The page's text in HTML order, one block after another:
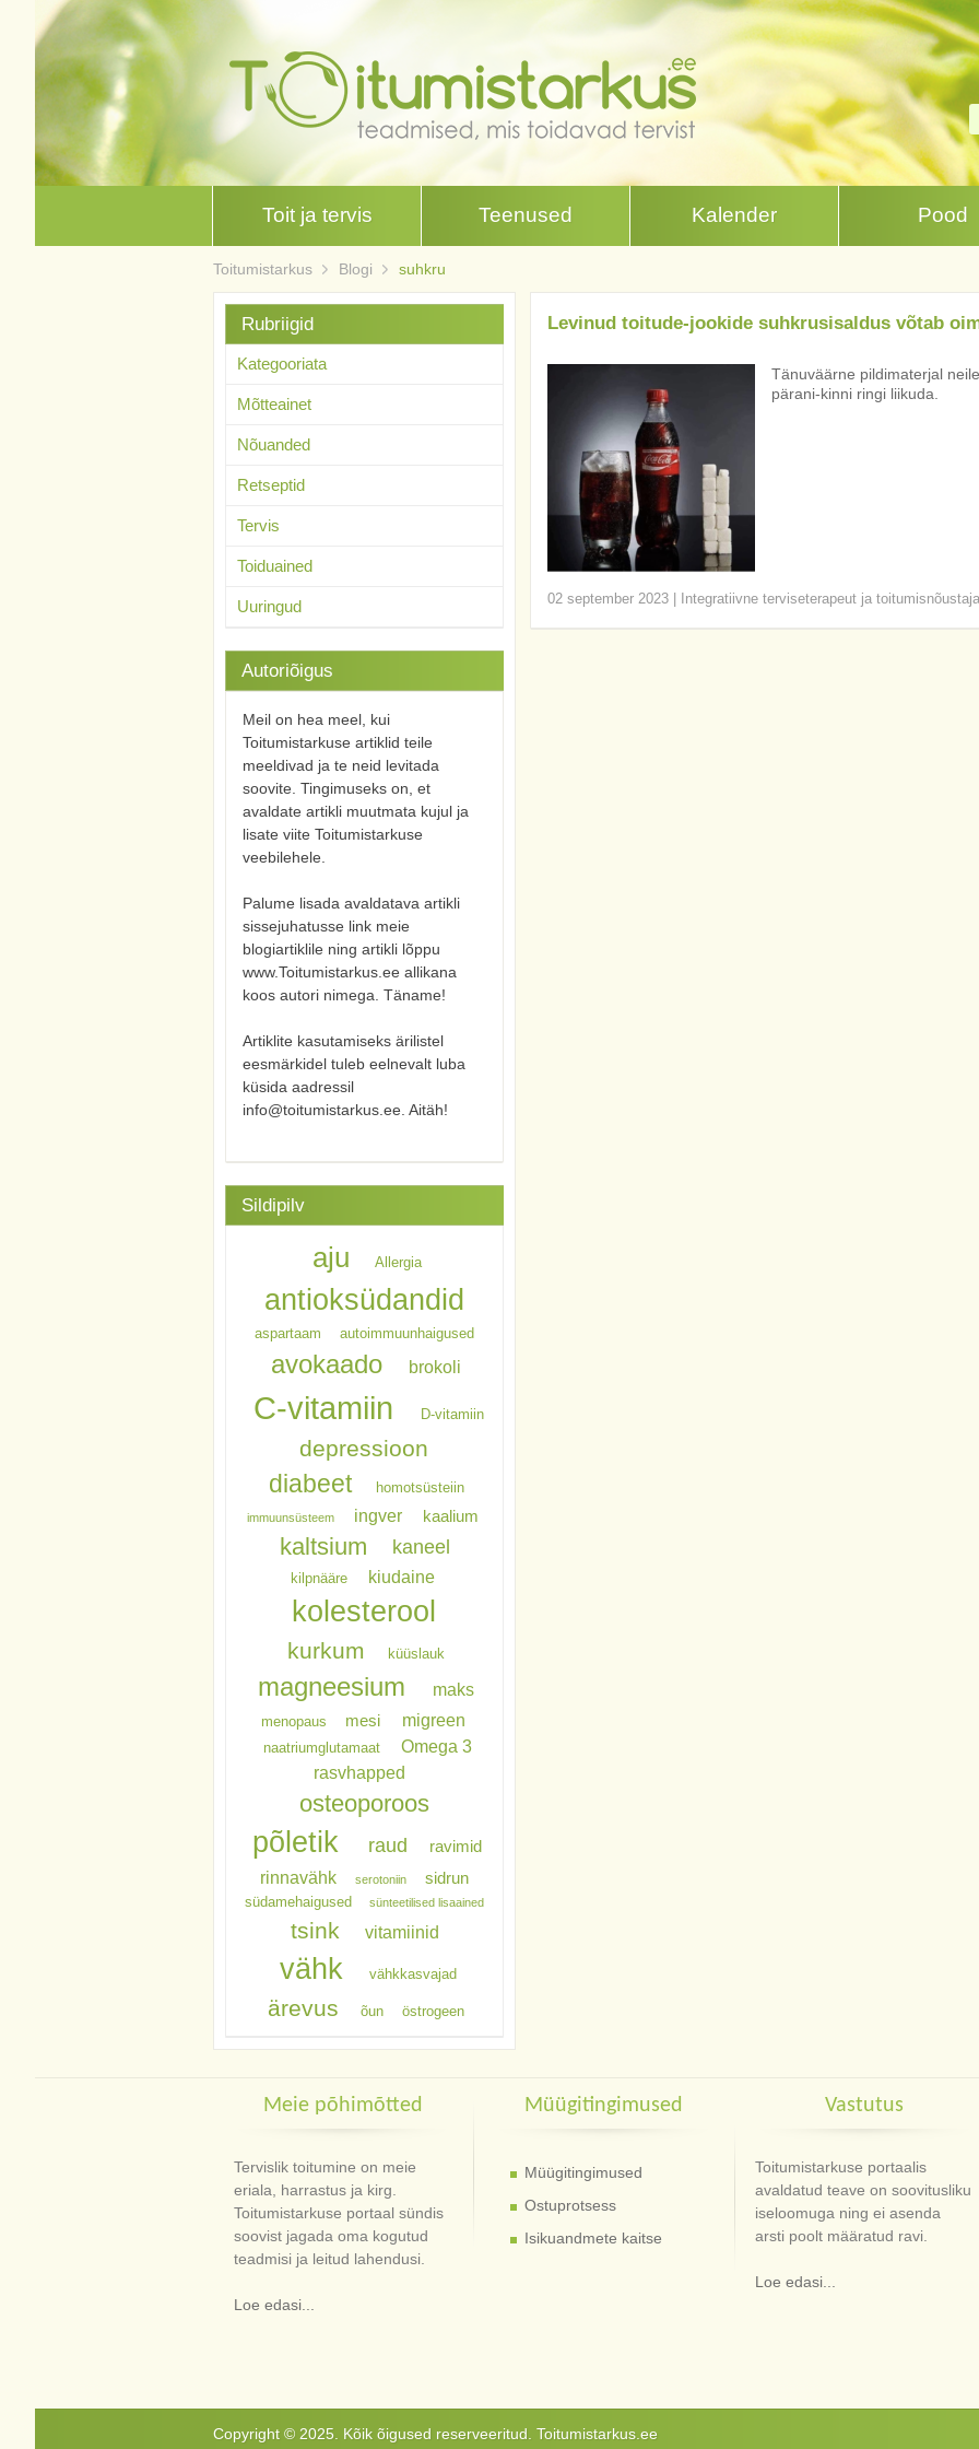
Toit ja tervis Teenused Kalender Pood
Toitumistarkus Blogi suhkru
Levinud toitude-jookide suhkrusisaldus võtab
Tänuväärne pildimaterjal
pärani-kinni ringi liikuda.
02 september 2023| Integratiivne terviseterapeut ja
Rubriigid
Kategooriata
Mõtteainet
Nõuanded
Retseptid
Tervis
Toiduained
Uuringud
Autoriõigus
Meil on hea meel, kui
Toitumistarkuse artiklid teile
meeldivad ja te neid levitada
soovite. Tingimuseks on, et
avaldate artikli muutmata kujul ja
lisate viite Toitumistarkuse
veebilehele.
Palume lisada avaldatava artikli
sissejuhatusse link meie
blogiartiklile ning artikli lõppu
www.Toitumistarkus.ee allikana
koos autori nimega. Täname!
Artiklite kasutamiseks ärilistel
eesmärkidel tuleb eelnevalt luba
küsida aadressil
info@toitumistarkus.ee. Aitäh!
Sildipilv
aju Allergia
antioksüdandid
aspartaam autoimmuunhaigused
avokaado brokoli
C-vitamiin D-vitamiin
depressioon
diabeet homotsüsteiin
immuunsüsteem ingver kaalium
kaltsium kaneel
kilpnääre kiudaine
kolesterool
kurkum küüslauk
magneesium maks
menopaus mesi migreen
naatriumglutamaat
Omega 3
rasvhapped
osteoporoos
põletik raud ravimid
rinnavähk serotoniin sidrun
südamehaigused sünteetilised lisaained
tsink vitamiinid
vähk vähkkasvajad
ärevus õun östrogeen
Meie põhimõtted
Tervislik toitumine on meie
eriala, harrastus ja kirg.
Toitumistarkuse portaal sündis
soovist jagada oma kogutud
teadmisi ja leitud lahendusi.
Loe edasi...
Müügitingimused
Müügitingimused
Ostuprotsess
Isikuandmete kaitse
Vastutus
Toitumistarkuse portaalis
avaldatud teave on soovitusliku
iseloomuga ning ei asenda
arsti poolt määratud ravi.
Loe edasi...
Copyright © 2025. Kõik õigused reserveeritud. Toitumistarkus.ee